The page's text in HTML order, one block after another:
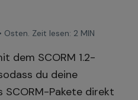
• Osten. Zeit lesen: 2 MIN
dem SCORM 1.2-
du deine
SCORM-Pakete direkt